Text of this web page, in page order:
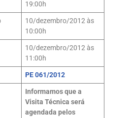
19:00h
10/dezembro/2012 às
10:00h
10/dezembro/2012 às
11:00h
PE 061/2012
Informamos que a
Visita Técnica será
agendada pelos